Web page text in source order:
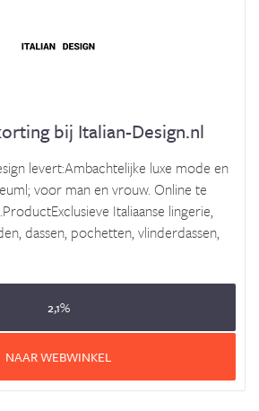
bij Italian-Design.nl
levert:Ambachtelijke luxe mode en
voor man en vrouw. Online te
Italiaanse lingerie,
dassen, pochetten, vlinderdassen,
2,1%
NAAR WEBWINKEL